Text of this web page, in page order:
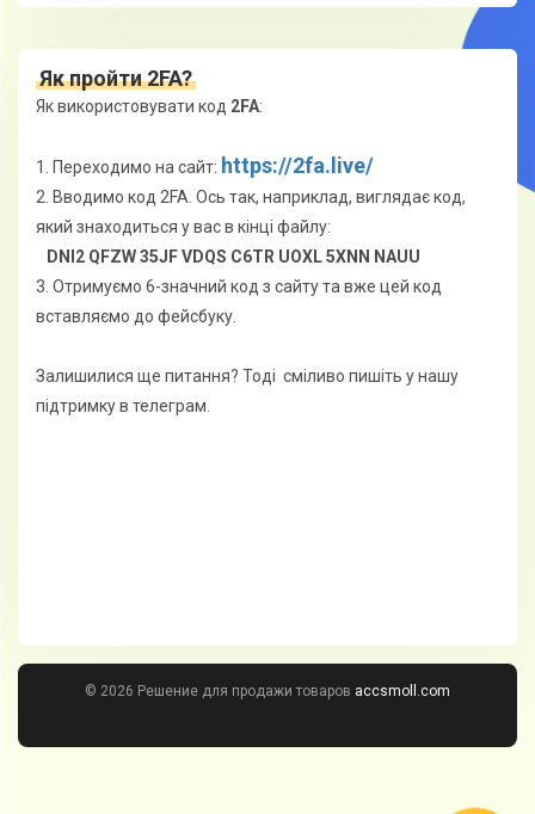
Як пройти 2FA?
Як використовувати код 2FA:
1. Переходимо на сайт: https://2fa.live/
2. Вводимо код 2FA. Ось так, наприклад, виглядає код,
який знаходиться у вас в кінці файлу:
DNI2 QFZW 35JF VDQS C6TR UOXL 5XNN NAUU
3. Отримуємо 6-значний код з сайту та вже цей код
вставляємо до фейсбуку.
Залишилися ще питання? Тоді сміливо пишіть у нашу
підтримку в телеграм.
© 2026 Решение для продажи товаров accsmoll.com